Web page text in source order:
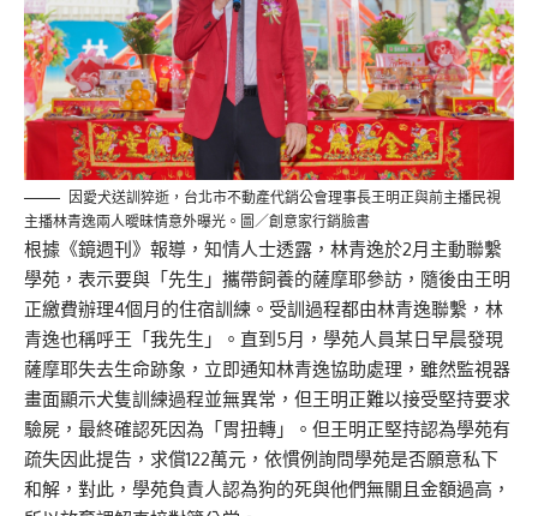
因愛犬送訓猝逝，台北市不動產代銷公會理事長王明正與前主播民視
主播林青逸兩人曖昧情意外曝光。圖／創意家行銷臉書
根據《鏡週刊》報導，知情人士透露，林青逸於2月主動聯繫
學苑，表示要與「先生」攜帶飼養的薩摩耶參訪，隨後由王明
正繳費辦理4個月的住宿訓練。受訓過程都由林青逸聯繫，林
青逸也稱呼王「我先生」。直到5月，學苑人員某日早晨發現
薩摩耶失去生命跡象，立即通知林青逸協助處理，雖然監視器
畫面顯示犬隻訓練過程並無異常，但王明正難以接受堅持要求
驗屍，最終確認死因為「胃扭轉」。但王明正堅持認為學苑有
疏失因此提告，求償122萬元，依慣例詢問學苑是否願意私下
和解，對此，學苑負責人認為狗的死與他們無關且金額過高，